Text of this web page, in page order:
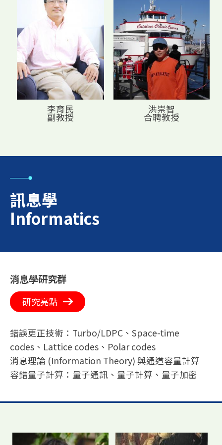
李育民
副教授
洪崇智
合聘教授
訊息學
Informatics
消息學研究群
研究亮點
錯誤更正技術：Turbo/LDPC、Space-time
codes、Lattice codes、Polar codes
消息理論 (Information Theory) 與通道容量計算
容錯量子計算：量子通訊、量子計算、量子加密